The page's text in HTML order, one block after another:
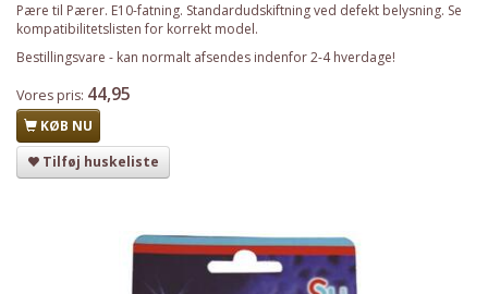
Pære til Pærer. E10-fatning. Standardudskiftning ved defekt belysning. Se
kompatibilitetslisten for korrekt model.
Bestillingsvare - kan normalt afsendes indenfor 2-4 hverdage!
Vores pris: 44,95
KØB NU
Tilføj huskeliste